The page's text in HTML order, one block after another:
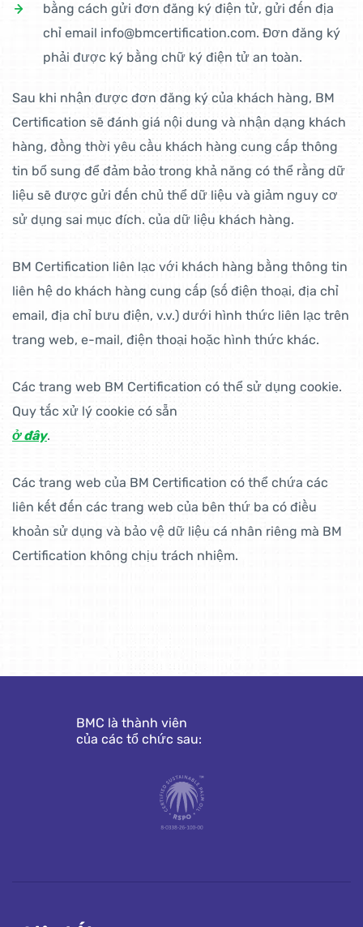
bằng cách gửi đơn đăng ký điện tử, gửi đến địa
chỉ email info@bmcertification.com. Đơn đăng ký
phải được ký bằng chữ ký điện tử an toàn.
Sau khi nhận được đơn đăng ký của khách hàng, BM
Certification sẽ đánh giá nội dung và nhận dạng khách
hàng, đồng thời yêu cầu khách hàng cung cấp thông
tin bổ sung để đảm bảo trong khả năng có thể rằng dữ
liệu sẽ được gửi đến chủ thể dữ liệu và giảm nguy cơ
sử dụng sai mục đích. của dữ liệu khách hàng.
BM Certification liên lạc với khách hàng bằng thông tin
liên hệ do khách hàng cung cấp (số điện thoại, địa chỉ
email, địa chỉ bưu điện, v.v.) dưới hình thức liên lạc trên
trang web, e-mail, điện thoại hoặc hình thức khác.
Các trang web BM Certification có thể sử dụng cookie.
Quy tắc xử lý cookie có sẵn
ở đây.
Các trang web của BM Certification có thể chứa các
liên kết đến các trang web của bên thứ ba có điều
khoản sử dụng và bảo vệ dữ liệu cá nhân riêng mà BM
Certification không chịu trách nhiệm.
BMC là thành viên
của các tổ chức sau: